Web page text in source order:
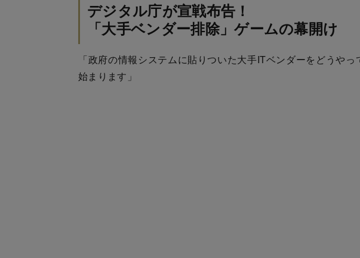
デジタル庁が宣戦布告！
「大手ベンダー排除」ゲームの幕開け
「政府の情報システムに貼りついた大手ITベンダーをどうや
始まります」